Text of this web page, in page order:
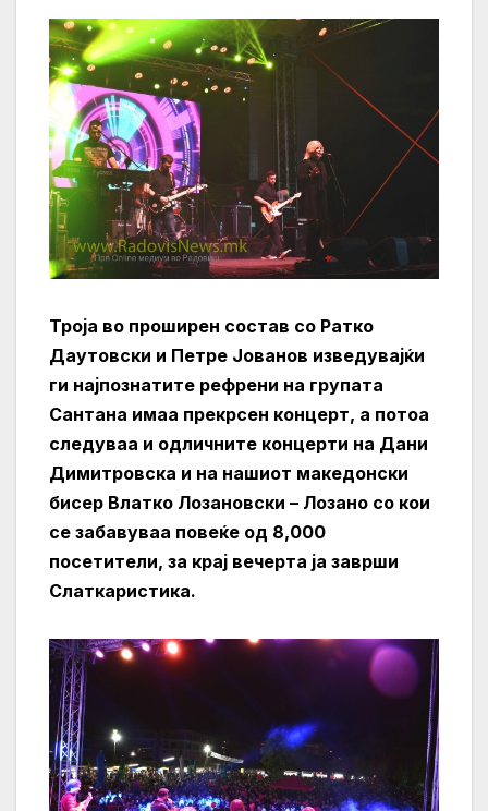
Троја во проширен состав со Ратко
Даутовски и Петре Јованов изведувајќи
ги најпознатите рефрени на групата
Сантана имаа прекрсен концерт, а потоа
следуваа и одличните концерти на Дани
Димитровска и на нашиот македонски
бисер Влатко Лозановски – Лозано со кои
се забавуваа повеќе од 8,000
посетители, за крај вечерта ја заврши
Слаткаристика.